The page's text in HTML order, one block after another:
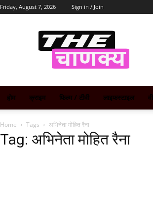
Friday, August 7, 2026 Sign in / Join
Chanakya
होम क्राइम फिल्म / टीवी लाइफस्टाइल
Home Tags अभिनेता मोहित रैना
Tag: अभिनेता मोहित रैना